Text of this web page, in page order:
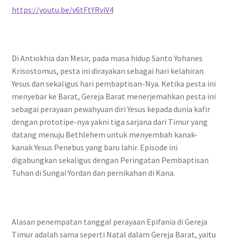
https://youtu.be/v6tFtYRviV4
Di Antiokhia dan Mesir, pada masa hidup Santo Yohanes
Krisostomus, pesta ini dirayakan sebagai hari kelahiran
Yesus dan sekaligus hari pembaptisan-Nya. Ketika pesta ini
menyebar ke Barat, Gereja Barat menerjemahkan pesta ini
sebagai perayaan pewahyuan diri Yesus kepada dunia kafir
dengan prototipe-nya yakni tiga sarjana dari Timur yang
datang menuju Bethlehem untuk menyembah kanak-
kanak Yesus Penebus yang baru lahir. Episode ini
digabungkan sekaligus dengan Peringatan Pembaptisan
Tuhan di Sungai Yordan dan pernikahan di Kana.
Alasan penempatan tanggal perayaan Epifania di Gereja
Timur adalah sama seperti Natal dalam Gereja Barat, yaitu